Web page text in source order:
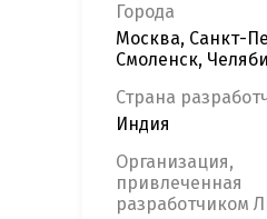
Города
Москва, Санкт-
Смоленск,
Страна
Индия
Организация,
привлеченная
разработчиком